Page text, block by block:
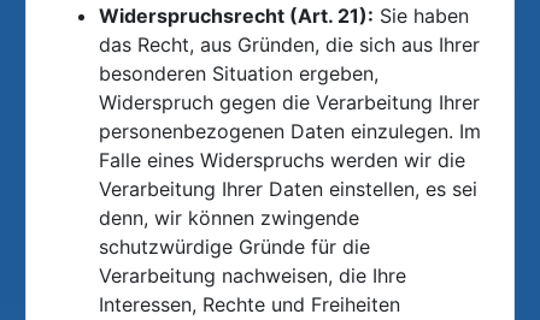
Widerspruchsrecht (Art. 21): Sie haben
das Recht, aus Gründen, die sich aus Ihrer
besonderen Situation ergeben,
Widerspruch gegen die Verarbeitung Ihrer
personenbezogenen Daten einzulegen. Im
Falle eines Widerspruchs werden wir die
Verarbeitung Ihrer Daten einstellen, es sei
denn, wir können zwingende
schutzwürdige Gründe für die
Verarbeitung nachweisen, die Ihre
Interessen, Rechte und Freiheiten